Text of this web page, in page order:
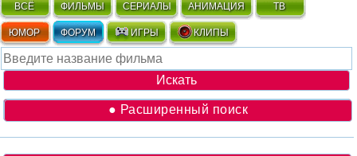
ВСЁ ФИЛЬМЫ СЕРИАЛЫ АНИМАЦИЯ ТВ
ЮМОР ФОРУМ ИГРЫ КЛИПЫ
● Расширенный поиск